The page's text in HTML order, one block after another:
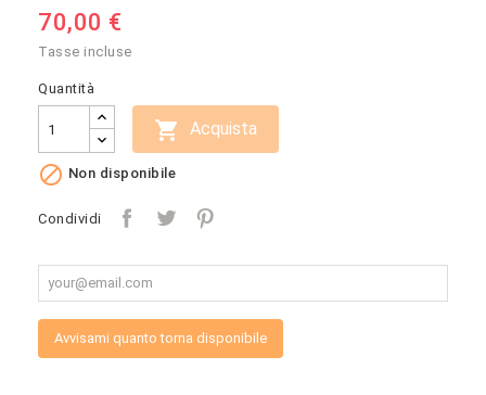
70,00 €
Tasse incluse
Quantità
 Acquista
 Non disponibile
Condividi
Avvisami quanto torna disponibile